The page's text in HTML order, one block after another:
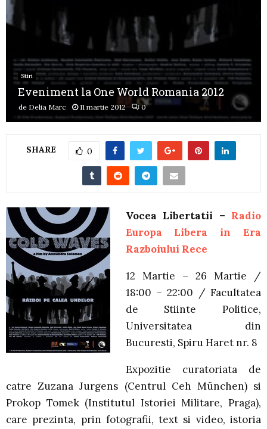
Stiri
Eveniment la One World Romania 2012
de Delia Marc 11 martie 2012 0
SHARE 0
Vocea Libertatii – Radio
Europa Libera in Era
Razboiului Rece
12 Martie – 26 Martie /
18:00 – 22:00 / Facultatea
de Stiinte Politice,
Universitatea din
Bucuresti, Spiru Haret nr. 8
Expozitie curatoriata de
catre Zuzana Jurgens (Centrul Ceh München) si
Prokop Tomek (Institutul Istoriei Militare, Praga),
care prezinta, prin fotografii, text si video, istoria